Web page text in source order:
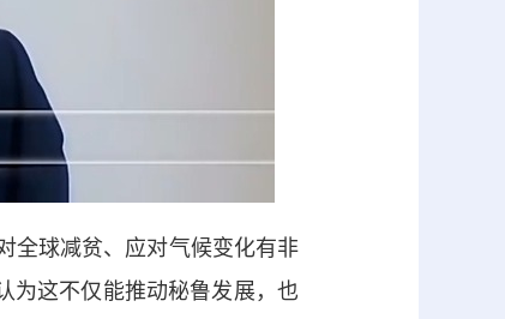
全球减贫、应对气候变化有非
为这不仅能推动秘鲁发展，也